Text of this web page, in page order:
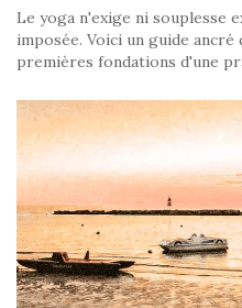
Le yoga n'exige ni souplesse
imposée. Voici un guide
premières fondations d'une